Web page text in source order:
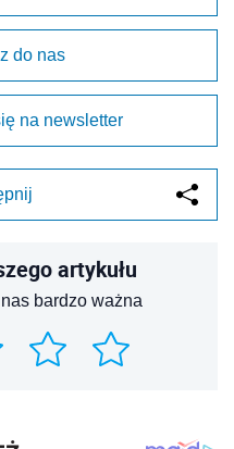
do nas
na newsletter
artykułu
bardzo ważna